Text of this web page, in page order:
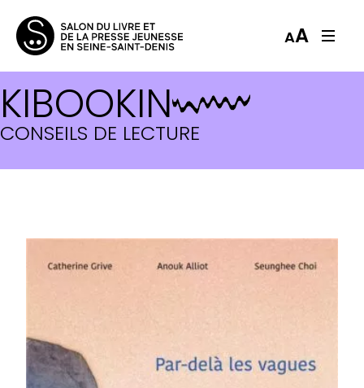
AA
KIBOOKIN
CONSEILS DE LECTURE